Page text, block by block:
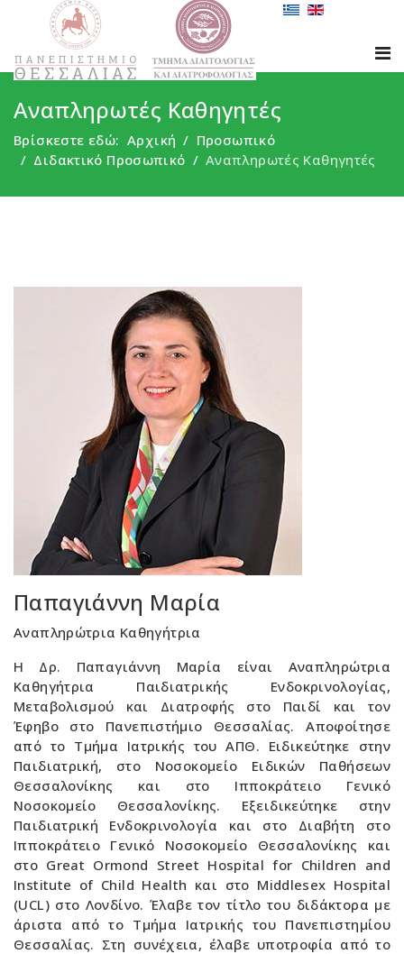
Αναπληρωτές Καθηγητές
Βρίσκεστε εδώ: Αρχική
Προσωπικό
Διδακτικό Προσωπικό
Αναπληρωτές Καθηγητές
Παπαγιάννη Μαρία
Αναπληρώτρια Καθηγήτρια
Η Δρ. Παπαγιάννη Μαρία είναι Αναπληρώτρια
Καθηγήτρια Παιδιατρικής Ενδοκρινολογίας,
Μεταβολισμού και Διατροφής στο Παιδί και τον
Έφηβο στο Πανεπιστήμιο Θεσσαλίας. Αποφοίτησε
από το Τμήμα Ιατρικής του ΑΠΘ. Ειδικεύτηκε στην
Παιδιατρική, στο Νοσοκομείο Ειδικών Παθήσεων
Θεσσαλονίκης και στο Ιπποκράτειο Γενικό
Νοσοκομείο Θεσσαλονίκης. Εξειδικεύτηκε στην
Παιδιατρική Ενδοκρινολογία και στο Διαβήτη στο
Ιπποκράτειο Γενικό Νοσοκομείο Θεσσαλονίκης και
στο Great Ormond Street Hospital for Children and
Institute of Child Health και στο Middlesex Hospital
(UCL) στο Λονδίνο. Έλαβε τον τίτλο του διδάκτορα με
άριστα από το Τμήμα Ιατρικής του Πανεπιστημίου
Θεσσαλίας. Στη συνέχεια, έλαβε υποτροφία από το